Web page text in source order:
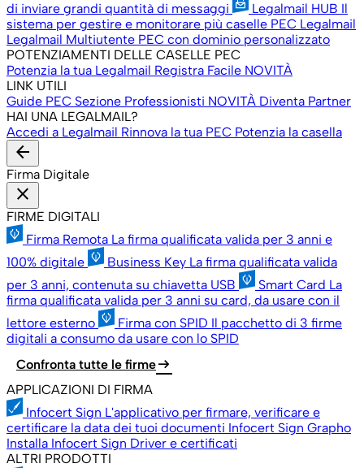
di inviare grandi quantità di messaggi
Legalmail HUB Il
sistema per gestire e monitorare più caselle PEC Legalmail
Legalmail Multiutente PEC con dominio personalizzato
POTENZIAMENTI DELLE CASELLE PEC
Potenzia la tua Legalmail Registra Facile NOVITÀ
LINK UTILI
Guide PEC Sezione Professionisti NOVITÀ Diventa Partner
HAI UNA LEGALMAIL?
Accedi a Legalmail Rinnova la tua PEC Potenzia la casella
arrow_back
Firma Digitale
close
FIRME DIGITALI
Firma Remota La firma qualificata valida per 3 anni e
100% digitale
Business Key La firma qualificata valida
per 3 anni, contenuta su chiavetta USB
Smart Card La
firma qualificata valida per 3 anni su card, da usare con il
lettore esterno
Firma con SPID Il pacchetto di 3 firme
digitali a consumo da usare con lo SPID
Confronta tutte le firmearrow_right_alt
APPLICAZIONI DI FIRMA
Infocert Sign L'applicativo per firmare, verificare e
certificare la data dei tuoi documenti Infocert Sign Grapho
Installa Infocert Sign Driver e certificati
ALTRI PRODOTTI